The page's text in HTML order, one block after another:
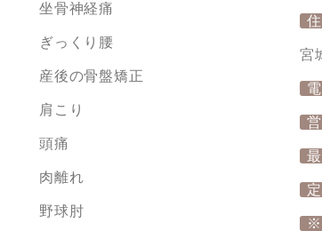
坐骨神経痛
ぎっくり腰
産後の骨盤矯正
肩こり
頭痛
肉離れ
野球肘
宮
※